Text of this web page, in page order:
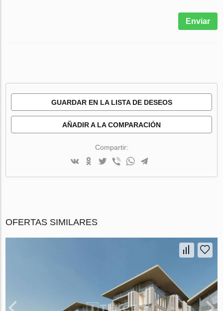
Enviar
GUARDAR EN LA LISTA DE DESEOS
AÑADIR A LA COMPARACIÓN
Compartir:
OFERTAS SIMILARES